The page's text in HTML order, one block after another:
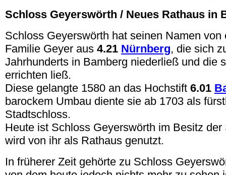
Schloss Geyerswörth / Neues Rathaus in
Schloss Geyerswörth hat seinen Namen von
Familie Geyer aus 4.21 Nürnberg, die sich
Jahrhunderts in Bamberg niederließ und die
errichten ließ.
Diese gelangte 1580 an das Hochstift 6.01
barockem Umbau diente sie ab 1703 als
Stadtschloss.
Heute ist Schloss Geyerswörth im Besitz
wird von ihr als Rathaus genutzt.
In früherer Zeit gehörte zu Schloss